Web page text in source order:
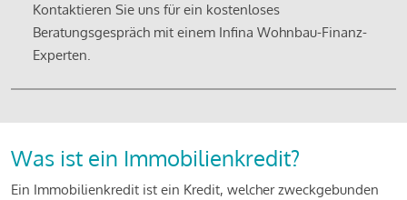
Kontaktieren Sie uns für ein kostenloses
Beratungsgespräch mit einem Infina Wohnbau-Finanz-
Experten.
Was ist ein Immobilienkredit?
Ein Immobilienkredit ist ein Kredit, welcher zweckgebunden